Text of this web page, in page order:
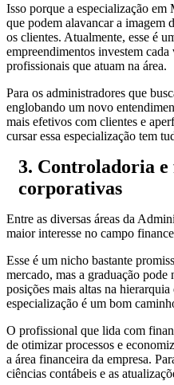
Isso porque a especialização
que podem alavancar a imagem
os clientes. Atualmente, esse é
empreendimentos investem
profissionais que atuam na área.
Para os administradores que
englobando um novo
mais efetivos com clientes e
cursar essa especialização tem
3. Controladoria e
corporativas
Entre as diversas áreas da
maior interesse no campo
Esse é um nicho bastante
mercado, mas a graduação
posições mais altas na
especialização é um bom
O profissional que lida com
de otimizar processos e
a área financeira da empresa.
ciências contábeis e as